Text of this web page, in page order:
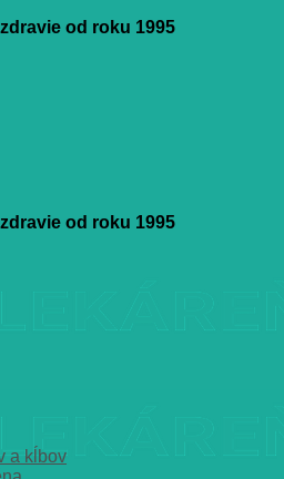
od roku 1995
od roku 1995
a kĺbov